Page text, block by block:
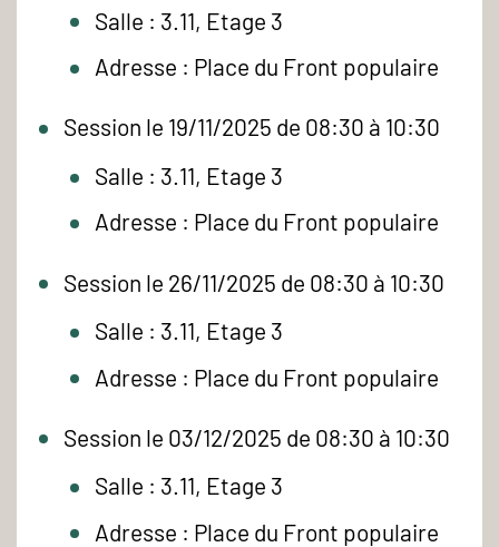
Salle : 3.11, Etage 3
Adresse : Place du Front populaire
Session le 19/11/2025 de 08:30 à 10:30
Salle : 3.11, Etage 3
Adresse : Place du Front populaire
Session le 26/11/2025 de 08:30 à 10:30
Salle : 3.11, Etage 3
Adresse : Place du Front populaire
Session le 03/12/2025 de 08:30 à 10:30
Salle : 3.11, Etage 3
Adresse : Place du Front populaire